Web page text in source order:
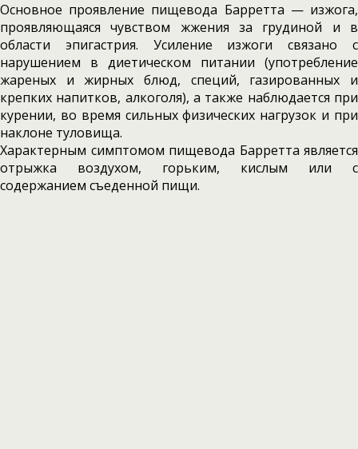
Основное проявление пищевода Барретта — изжога,
проявляющаяся чувством жжения за грудиной и в
области эпигастрия. Усиление изжоги связано с
нарушением в диетическом питании (употребление
жареных и жирных блюд, специй, газированных и
крепких напитков, алкоголя), а также наблюдается при
курении, во время сильных физических нагрузок и при
наклоне туловища.
Характерным симптомом пищевода Барретта является
отрыжка воздухом, горьким, кислым или с
содержанием съеденной пищи.